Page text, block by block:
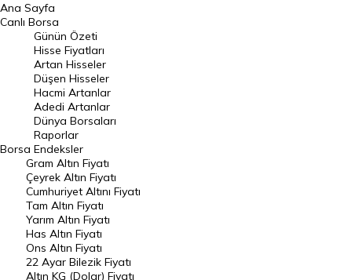
BIST 100 Hisseleri
En Çok Artan Hisseler
En Çok Düşen Hisseler
Hacmi Artanlar
Geçmiş Kapanışlar
Dünya Borsaları
Raporlar
Endeksler
DÖVİZ
Döviz Kuru
Dolar Kuru
Ana Sayfa
Canlı Borsa
Borsa
Günün Özeti
Hisse Fiyatları
Artan Hisseler
Düşen Hisseler
Hacmi Artanlar
Adedi Artanlar
Dünya Borsaları
Raporlar
Endeksler
Gram Altın Fiyatı
Çeyrek Altın Fiyatı
Cumhuriyet Altını Fiyatı
Tam Altın Fiyatı
Yarım Altın Fiyatı
Has Altın Fiyatı
Ons Altın Fiyatı
22 Ayar Bilezik Fiyatı
Altın KG (Dolar) Fiyatı